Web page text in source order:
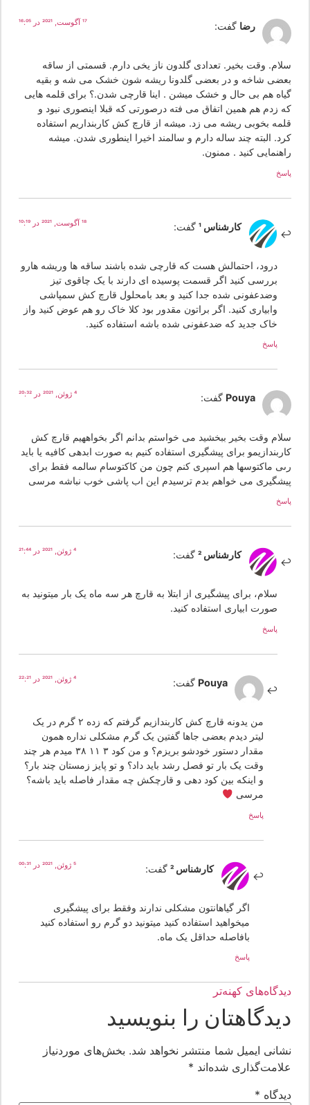
رضا گفت:
وقت بخیر. تعدادی گلدون ناز یخی دارم. قسمتی از ساقه
شاخه و در بعضی گلدونا ریشه شون خشک می شه و بقیه
هم بی حال و خشک میشن . اینا قارچی شدن.؟ برای قلمه هایی
زدم هم همین اتفاق می فته درصورتی که قبلا اینصوری نبود و
بخوبی ریشه می زد. میشه از قارچ کش کاربنداریم استفاده
البته چند ساله دارم و سالمند اخیرا اینطوری شدن. میشه
کنید . ممنون.
کارشناس 1 گفت:
درود، احتمالش هست که قارچی شده باشند ساقه ها وریشه هارو
بررسی کنید اگر قسمت پوسیده ای دارند با یک چاقوی تیز
وضدعفونی شده جدا کنید و بعد بامحلول قارچ کش سمپاشی
وابیاری کنید. اگر براتون مقدور بود کلا خاک رو هم عوض کنید واز
خاک جدید که ضدعفونی شده باشه استفاده کنید.
Pouya گفت:
وقت بخیر ببخشید می خواستم بدانم اگر بخواههیم قارچ کش
برای پیشگیری استفاده کنیم به صورت ابدهی کافیه یا باید
ماکتوسها هم اسپری کنم چون من کاکتوسام سالمه فقط برای
می خواهم بدم ترسیدم این اب پاشى خوب نباشه مرسی
کارشناس 2 گفت:
سلام، برای پیشگیری از ابتلا به قارچ هر سه ماه یک بار میتونید به
صورت ابیاری استفاده کنید.
Pouya گفت:
من یدونه قارچ کش کاربندازیم گرفتم که زده ٢ گرم در یک
لیتر دیدم بعضی جاها گفتین یک گرم مشکلی نداره همون
مقدار دستور خودشو بریزم؟ و من کود ٣ ١١ ٣٨ میدم هر چند
وقت یک بار تو فصل رشد باید داد؟ و تو پایز زمستان چند بار؟
و اینکه بین کود دهی و قارچکش چه مقدار فاصله باید باشه؟
مرسی
کارشناس 2 گفت:
اگر گیاهانتون مشکلی ندارند وفقط برای پیشگیری
میخواهید استفاده کنید میتونید دو گرم رو استفاده کنید
بافاصله حداقل یک ماه.
کهنه‌تر
را بنویسید
ایمیل شما منتشر نخواهد شد. بخش‌های موردنیاز
شده‌اند*
*